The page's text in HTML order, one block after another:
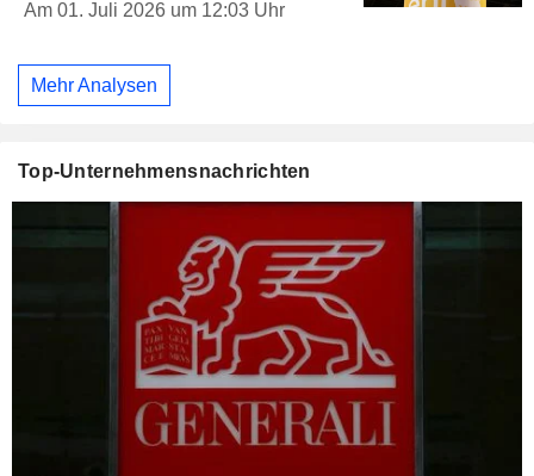
Am 01. Juli 2026 um 12:03 Uhr
Mehr Analysen
Top-Unternehmensnachrichten